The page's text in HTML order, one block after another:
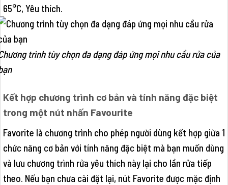
65°C, Yêu thích.
trình tùy chọn đa dạng đáp ứng mọi nhu cầu rửa của
Kết hợp chương trình cơ bản và tính năng đặc biệt
trong một nút nhấn Favourite
Favorite là chương trình cho phép người dùng kết hợp giữa 1
chức năng cơ bản với tính năng đặc biệt mà bạn muốn dùng
và lưu chương trình rửa yêu thích này lại cho lần rửa tiếp
theo. Nếu bạn chưa cài đặt lại, nút Favorite được mặc định